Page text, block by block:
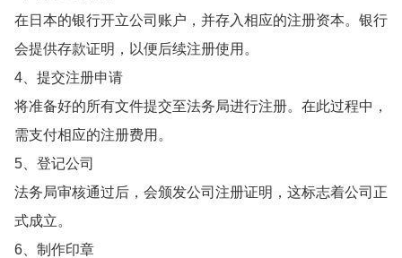
在日本的银行开立公司账户，并存入相应的注册资本。银行
会提供存款证明，以便后续注册使用。
4、提交注册申请
将准备好的所有文件提交至法务局进行注册。在此过程中，
需支付相应的注册费用。
5、登记公司
法务局审核通过后，会颁发公司注册证明，这标志着公司正
式成立。
6、制作印章